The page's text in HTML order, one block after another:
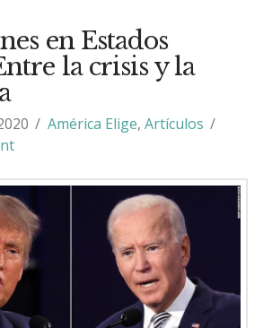
en Estados
la crisis y la
América Elige, Artículos